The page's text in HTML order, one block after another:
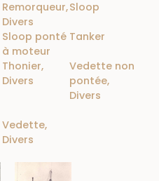
Remorqueur,
Divers
Sloop
Sloop ponté
à moteur
Tanker
Thonier,
Divers
Vedette non
pontée,
Divers
Vedette,
Divers